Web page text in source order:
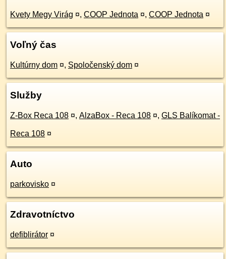
Kvety Megy Virág ¤, COOP Jednota ¤, COOP Jednota ¤
Voľný čas
Kultúrny dom ¤, Spoločenský dom ¤
Služby
Z-Box Reca 108 ¤, AlzaBox - Reca 108 ¤, GLS Balíkomat -
Reca 108 ¤
Auto
parkovisko ¤
Zdravotníctvo
defiblirátor ¤